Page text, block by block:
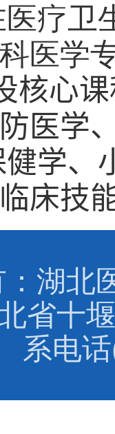
医疗卫
医学
核心
医学
学、
床技
湖北
省十
系电